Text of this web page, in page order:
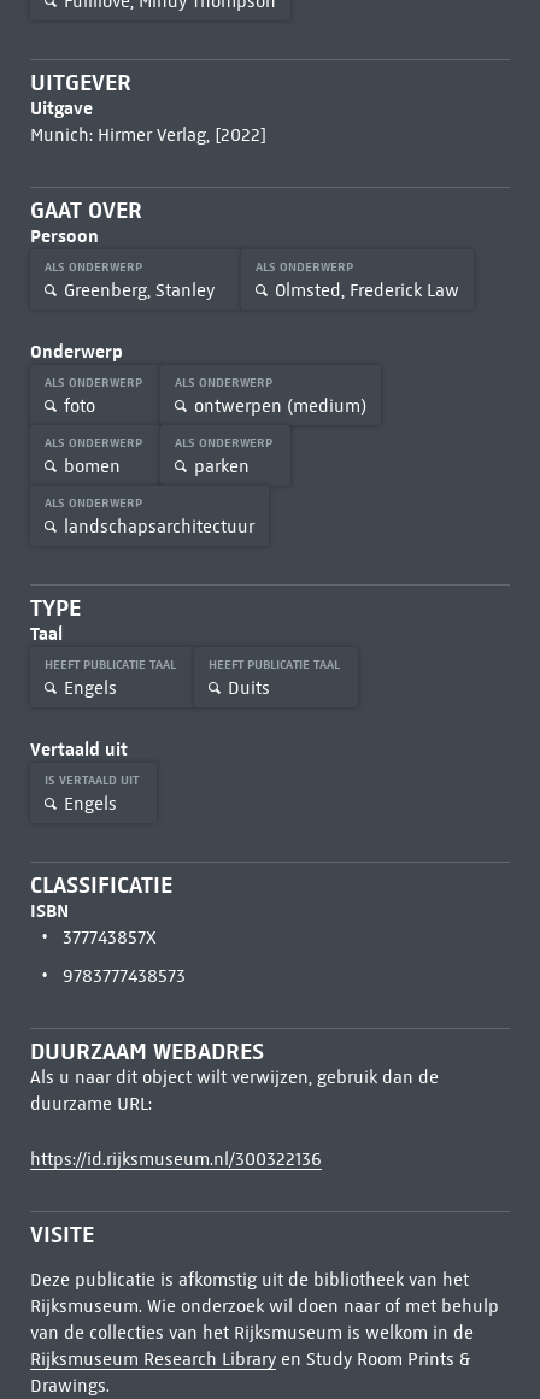
UITGEVER
Uitgave
Munich: Hirmer Verlag, [2022]
GAAT OVER
Persoon
ALS ONDERWERP
Greenberg, Stanley
ALS ONDERWERP
Olmsted, Frederick Law
Onderwerp
ALS ONDERWERP
foto
ALS ONDERWERP
ontwerpen (medium)
ALS ONDERWERP
bomen
ALS ONDERWERP
parken
ALS ONDERWERP
landschapsarchitectuur
TYPE
Taal
HEEFT PUBLICATIE TAAL
Engels
HEEFT PUBLICATIE TAAL
Duits
Vertaald uit
IS VERTAALD UIT
Engels
CLASSIFICATIE
ISBN
377743857X
9783777438573
DUURZAAM WEBADRES
Als u naar dit object wilt verwijzen, gebruik dan de
duurzame URL:
https://id.rijksmuseum.nl/300322136
VISITE
Deze publicatie is afkomstig uit de bibliotheek van het
Rijksmuseum. Wie onderzoek wil doen naar of met behulp
van de collecties van het Rijksmuseum is welkom in de
Rijksmuseum Research Libraryen Study Room Prints &
Drawings.